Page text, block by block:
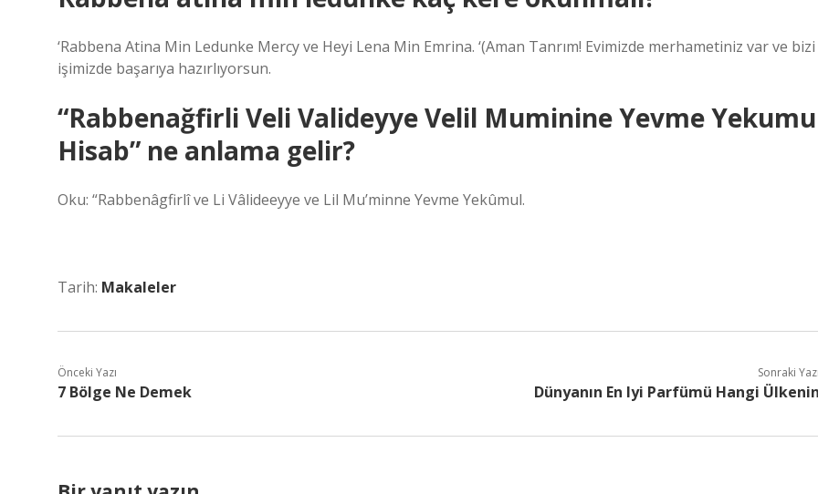
‘Rabbena Atina Min Ledunke Mercy ve Heyi Lena Min Emrina. ‘(Aman Tanrım! Evimizde merhametiniz var ve bizi
işimizde başarıya hazırlıyorsun.
“Rabbenağfirli Veli Valideyye Velil Muminine Yevme
Hisab” ne anlama gelir?
Oku: “Rabbenâgfirlî ve Li Vâlideeyye ve Lil Mu’minne Yevme Yekûmul.
Tarih: Makaleler
Önceki Yazı
7 Bölge Ne Demek
Sonraki
Dünyanın En Iyi Parfümü Hangi